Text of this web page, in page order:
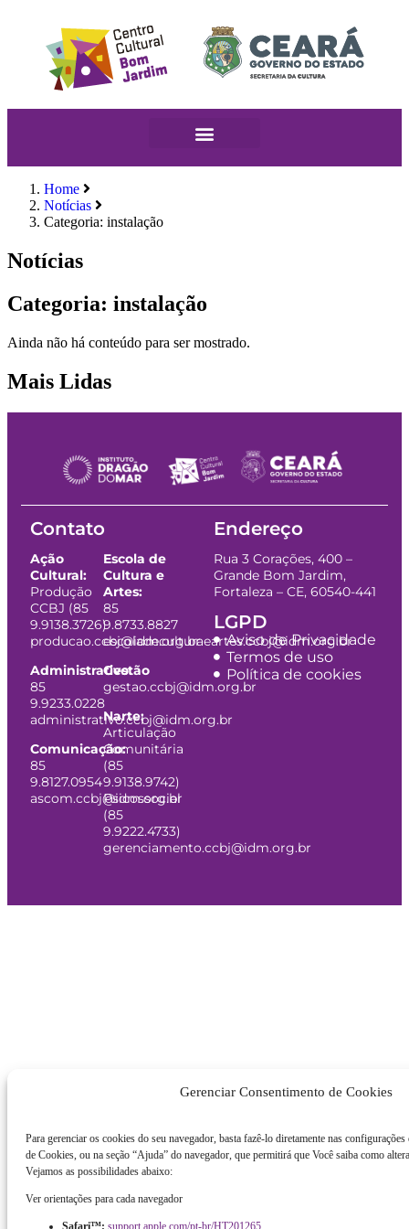
Gerenciar Consentimento de Cookies
Para gerenciar os cookies do seu navegador, basta fazê-lo diretamente nas configurações
de Cookies, ou na seção “Ajuda” do navegador, que permitirá que Você saiba como
Vejamos as possibilidades abaixo:
Ver orientações para cada navegador
Safari™: support.apple.com/pt-br/HT201265
Home
Notícias
Categoria: instalação
Notícias
Categoria: instalação
Ainda não há conteúdo para ser mostrado.
Mais Lidas
Contato
Ação
Cultural:
Produção
CCBJ (85
9.9138.3726)
producao.ccbj@idm.org.br
Administrativo:
85
9.9233.0228
administrativo.ccbj@idm.org.br
Comunicação:
85
9.8127.0954
ascom.ccbj@idm.org.br
Escola de
Cultura e
Artes:
85
9.8733.8827
escoladeculturaeartes.ccbj@idm.org.br
Gestão
gestao.ccbj@idm.org.br
Narte:
Articulação
Comunitária
(85
9.9138.9742)
Psicossocial
(85
9.9222.4733)
gerenciamento.ccbj@idm.org.br
Endereço
Rua 3 Corações, 400 –
Grande Bom Jardim,
Fortaleza – CE, 60540-441
LGPD
Aviso de Privacidade
Termos de uso
Política de cookies